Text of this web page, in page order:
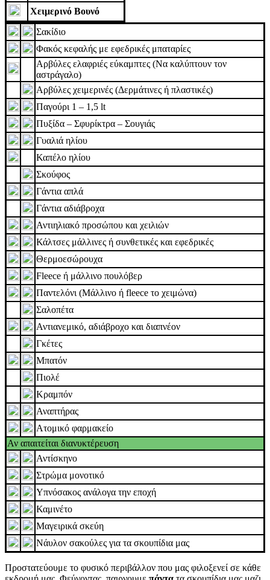
Χειμερινό Βουνό
Σακίδιο
Φακός κεφαλής με εφεδρικές μπαταρίες
Αρβύλες ελαφριές εύκαμπτες (Να καλύπτουν τον
αστράγαλο)
Αρβύλες χειμερινές (Δερμάτινες ή πλαστικές)
Παγούρι 1 – 1,5 lt
Πυξίδα – Σφυρίκτρα – Σουγιάς
Γυαλιά ηλίου
Καπέλο ηλίου
Σκούφος
Γάντια απλά
Γάντια αδιάβροχα
Αντιηλιακό προσώπου και χειλιών
Κάλτσες μάλλινες ή συνθετικές και εφεδρικές
Θερμοεσώρουχα
Fleece ή μάλλινο πουλόβερ
Παντελόνι (Μάλλινο ή fleece το χειμώνα)
Σαλοπέτα
Αντιανεμικό, αδιάβροχο και διαπνέον
Γκέτες
Μπατόν
Πιολέ
Κραμπόν
Αναπτήρας
Ατομικό φαρμακείο
Αν απαιτείται διανυκτέρευση
Αντίσκηνο
Στρώμα μονοτικό
Υπνόσακος ανάλογα την εποχή
Καμινέτο
Μαγειρικά σκεύη
Νάυλον σακούλες για τα σκουπίδια μας
Προστατεύουμε το φυσικό περιβάλλον που μας φιλοξενεί σε κάθε